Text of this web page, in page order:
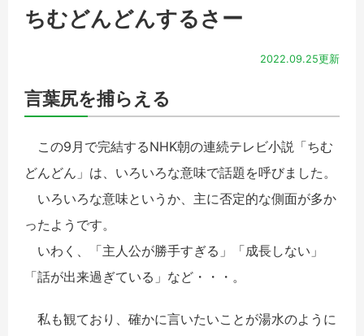
ちむどんどんするさー
2022.09.25更新
言葉尻を捕らえる
この9月で完結するNHK朝の連続テレビ小説「ちむ
どんどん」は、いろいろな意味で話題を呼びました。
いろいろな意味というか、主に否定的な側面が多か
ったようです。
いわく、「主人公が勝手すぎる」「成長しない」
「話が出来過ぎている」など・・・。
私も観ており、確かに言いたいことが湯水のように